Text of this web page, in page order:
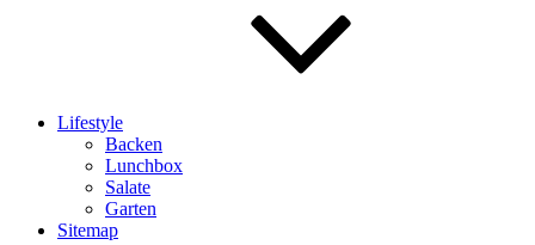
Lifestyle
Backen
Lunchbox
Salate
Garten
Sitemap